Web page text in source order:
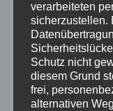
RETTUNGSDIENST
weitere
7. AUG. 2026
verarbeiteten
sicherzustellen.
Schutz nicht
diesem Grund
frei,
alternativen